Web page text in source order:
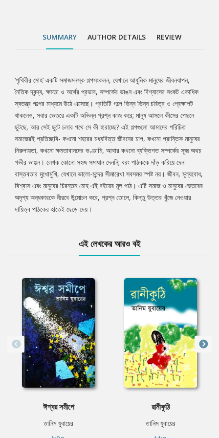
কিন্তু উত্তর খুঁজে নেওয়ার দায়িত্ব পাঠকের হাতেই ছেড়ে দেয়।
SUMMARY AUTHOR DETAILS REVIEW
Tab
Article
‘পৃথিবীর মোহ’ একটি সমাজমনস্ক গল্পসংকলন, যেখানে আধুনিক মানুষের জীবনযাপন,
নৈতিক দ্বন্দ্ব, ক্ষমতা ও অর্থের প্রভাব, সম্পর্কের ভাঙন এবং বিশ্বাসের সংকট একাধিক
স্বতন্ত্র গল্পের মাধ্যমে উঠে এসেছে। প্রতিটি গল্পে ভিন্ন ভিন্ন চরিত্র ও প্রেক্ষাপট
থাকলেও, সবার ভেতরে একটি অভিন্ন প্রশ্ন কাজ করে; মানুষ আসলে কীসের পেছনে
ছুটছে, আর সেই ছুটে চলার পথে সে কী হারাচ্ছে? এই গল্পগুলো আমাদের পরিচিত
সমাজেরই প্রতিচ্ছবি- কখনো শহরের মধ্যবিত্ত জীবনের চাপ, কখনো প্রান্তিক মানুষের
নিরুপায়তা, কখনো ক্ষমতাবানদের ভণ্ডামি, আবার কখনো ব্যক্তিগত সম্পর্কের সূক্ষ্ম অথচ
গভীর ভাঙন। লেখক কোনো সহজ সমাধান দেননি; বরং পাঠককে দাঁড় করিয়ে দেন
বাস্তবতার মুখোমুখি, যেখানে ভালো-মন্দের সীমারেখা সবসময় স্পষ্ট নয়। জীবন, মূল্যবোধ,
বিশ্বাস এবং মানুষের চিরন্তন মোহ এই বইয়ের মূল পাঠ। এটি সমাজ ও মানুষের ভেতরের
অদৃশ্য অন্ধকারকে নীরবে উন্মোচন করে, প্রশ্ন তোলে, কিন্তু উত্তর খুঁজে নেওয়ার
দায়িত্ব পাঠকের হাতেই ছেড়ে দেয়।
এই লেখকের আরও বই
ঈশ্বর সমীপে
তানিম যুবায়ের
রানীকুঠি
তানিম যুবায়ের